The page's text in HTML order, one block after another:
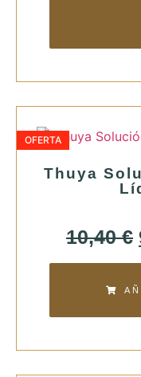
OFERTA
Thuya
10,40€